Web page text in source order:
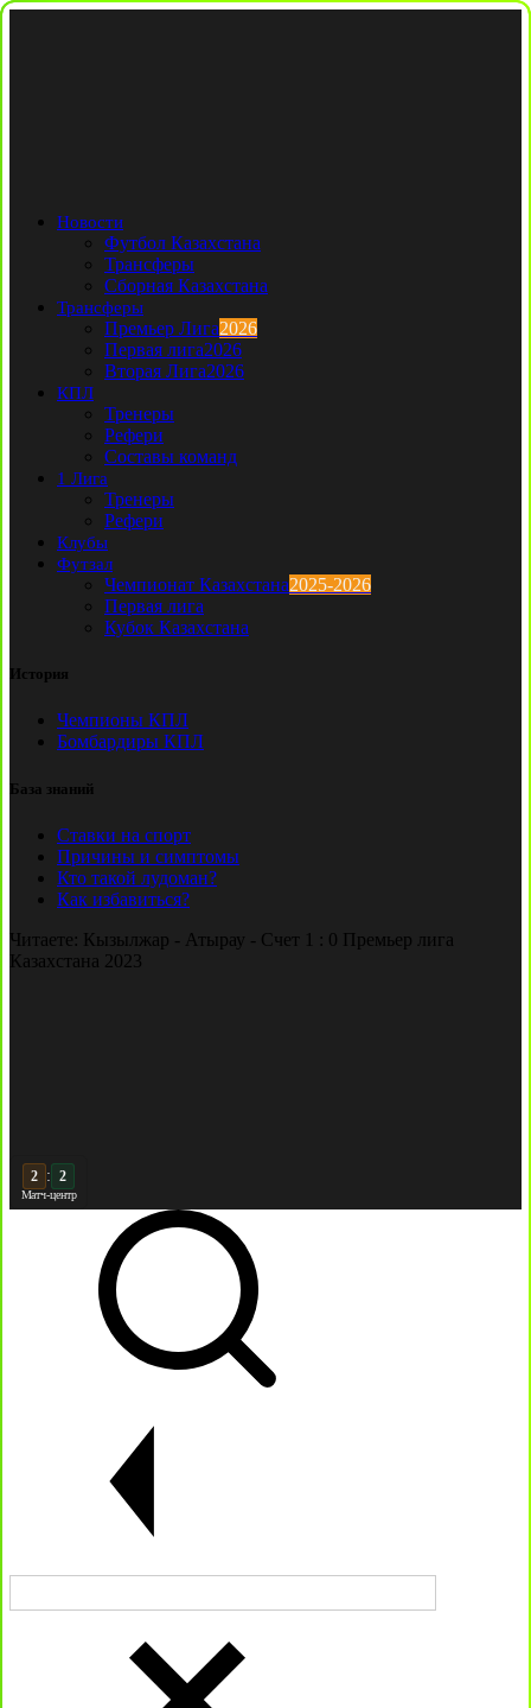
Новости
Футбол Казахстана
Трансферы
Сборная Казахстана
Трансферы
Премьер Лига2026
Первая лига2026
Вторая Лига2026
КПЛ
Тренеры
Рефери
Составы команд
1 Лига
Тренеры
Рефери
Клубы
Футзал
Чемпионат Казахстана2025-2026
Первая лига
Кубок Казахстана
История
Чемпионы КПЛ
Бомбардиры КПЛ
База знаний
Ставки на спорт
Причины и симптомы
Кто такой лудоман?
Как избавиться?
Читаете: Кызылжар - Атырау - Счет 1 : 0 Премьер лига
Казахстана 2023
3 : 2
Матч-центр